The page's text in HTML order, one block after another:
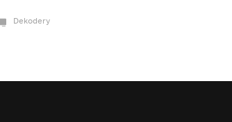
Dekodery